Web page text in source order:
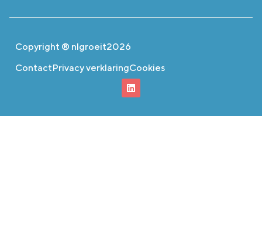
Copyright ® nlgroeit2026
ContactPrivacy verklaringCookies